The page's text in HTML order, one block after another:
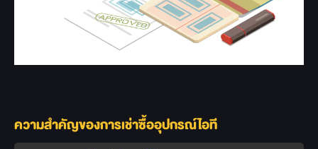
ความสำคัญของการเช่าซื้ออุปกรณ์ไอที